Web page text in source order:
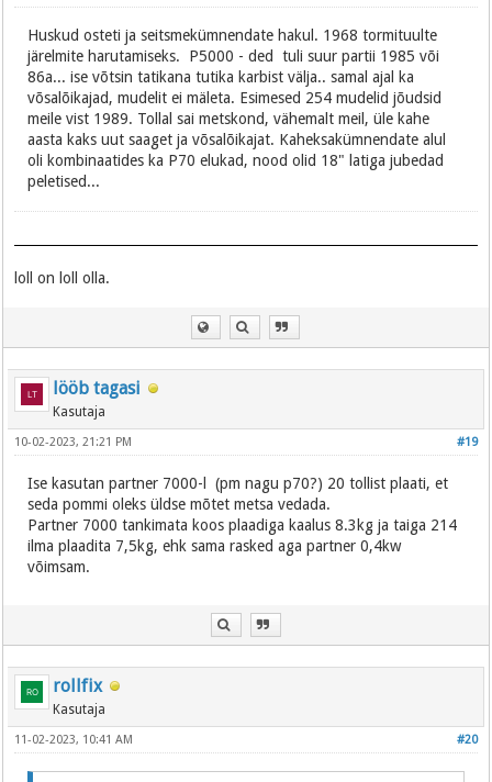
Huskud osteti ja seitsmekümnendate hakul. 1968 tormituulte
järelmite harutamiseks. P5000 - ded tuli suur partii 1985 või
86a... ise võtsin tatikana tutika karbist välja.. samal ajal ka
võsalõikajad, mudelit ei mäleta. Esimesed 254 mudelid jõudsid
meile vist 1989. Tollal sai metskond, vähemalt meil, üle kahe
aasta kaks uut saaget ja võsalõikajat. Kaheksakümnendate alul
oli kombinaatides ka P70 elukad, nood olid 18" latiga jubedad
peletised...
loll on loll olla.
lööb tagasi
Kasutaja
#19
10-02-2023, 21:21 PM
Ise kasutan partner 7000-l (pm nagu p70?) 20 tollist plaati, et
seda pommi oleks üldse mõtet metsa vedada.
Partner 7000 tankimata koos plaadiga kaalus 8.3kg ja taiga 214
ilma plaadita 7,5kg, ehk sama rasked aga partner 0,4kw
võimsam.
rollfix
Kasutaja
#20
11-02-2023, 10:41 AM